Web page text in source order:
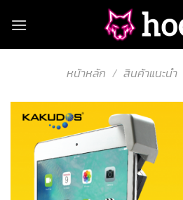
หน้าหลัก / สินค้าแนะนำ